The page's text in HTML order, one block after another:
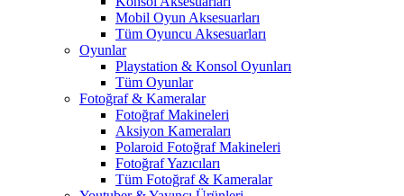
Mobil Oyun Aksesuarları
Tüm Oyuncu Aksesuarları
Oyunlar
Playstation & Konsol Oyunları
Tüm Oyunlar
Fotoğraf & Kameralar
Fotoğraf Makineleri
Aksiyon Kameraları
Polaroid Fotoğraf Makineleri
Fotoğraf Yazıcıları
Tüm Fotoğraf & Kameralar